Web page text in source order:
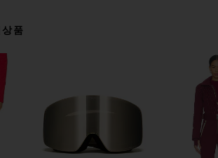
품